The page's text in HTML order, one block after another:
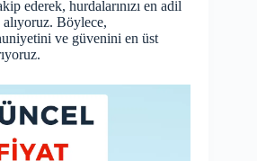
ederek, hurdalarınızı en adil
Böylece,
ve güvenini en üst